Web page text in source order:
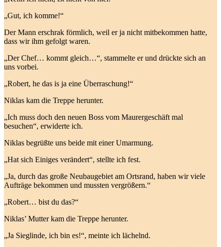
„Gut, ich komme!“
Der Mann erschrak förmlich, weil er ja nicht mitbekommen hatte,
dass wir ihm gefolgt waren.
„Der Chef… kommt gleich…“, stammelte er und drückte sich an
uns vorbei.
„Robert, he das is ja eine Überraschung!“
Niklas kam die Treppe herunter.
„Ich muss doch den neuen Boss vom Maurergeschäft mal
besuchen“, erwiderte ich.
Niklas begrüßte uns beide mit einer Umarmung.
„Hat sich Einiges verändert“, stellte ich fest.
„Ja, durch das große Neubaugebiet am Ortsrand, haben wir viele
Aufträge bekommen und mussten vergrößern.“
„Robert… bist du das?“
Niklas’ Mutter kam die Treppe herunter.
„Ja Sieglinde, ich bin es!“, meinte ich lächelnd.